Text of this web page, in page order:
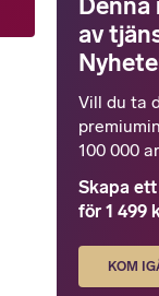
Denna
av
Vill du ta
100 000
Skapa
för 1 499
KOM